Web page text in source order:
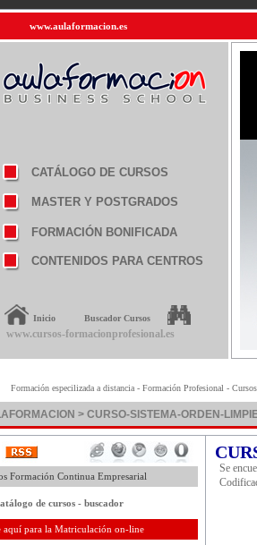
www.aulaformacion.es
CATÁLOGO DE CURSOS
MASTER Y POSTGRADOS
FORMACIÓN BONIFICADA
CONTENIDOS PARA CENTROS
Inicio Buscador Cursos
www.cursos-formacionprofesional.es
Formación especilizada a distancia - Formación Profesional -
> CURSO-SISTEMA-ORDEN-
Formación Continua Empresarial
de cursos - buscador
aquí para la Matriculación on-line
Se